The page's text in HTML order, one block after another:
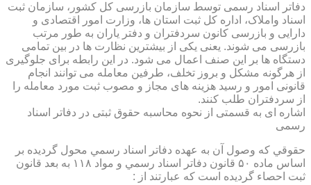
دفاتر اسناد رسمی توسط سازمان بازرسی کل کشور، سازمان ثبت
اسناد واملاک، اداره کل ثبت استان ها، وزارت امور اقتصادی و
دارایی و بازرسی کانون سردفتران و دفتر یاران به طور مرتب
بازرسی می شوند. یعنی یکی از بیشترین نظارت ها در بین تمامی
دستگاه ها بر این صنف اعمال می شود. در این رابطه برای جلوگیری
از هرگونه مشکل و بروز تخلف، طرفین معامله می توانند انجام
قانونی امور و رسید هزینه های مجاز و مصوب ثبت مورد معامله را
از سردفتران طلب کنند.
اشاره ای به قسمتی از نحوه محاسبه حقوق ثبتی در دفاتر اسناد
رسمی
حقوقي كه وصول آن به عهده دفاتر اسناد رسمي محول گرديده بر
اساس ماده ۵۰ قانون دفاتر اسناد رسمي و مواد ۱۱۸ به بعد قانون
ثبت احصاء گرديده است كه عبارتند از :